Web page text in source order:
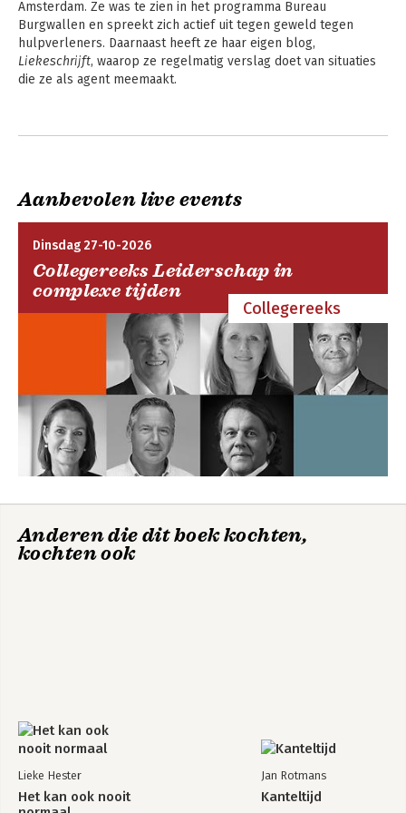
Hoofdrubriek:
Mens en maatschappij
Jongbloed:
Politietaken
Amsterdam. Ze was te zien in het programma Bureau
Burgwallen en spreekt zich actief uit tegen geweld tegen
Liekeschrijft, waarop ze regelmatig verslag doet van situaties
die ze als agent meemaakt.
Andere boeken door Lieke Hester
Het kan ook nooit
Bekijk alle boeken
Aanbevolen live events
Dinsdag 27-10-2026
Collegereeks Leiderschap in
complexe tijden
Collegereeks
Anderen die dit boek kochten,
kochten ook
Lieke Hester
Het kan ook nooit
Jan Rotmans
Kanteltijd